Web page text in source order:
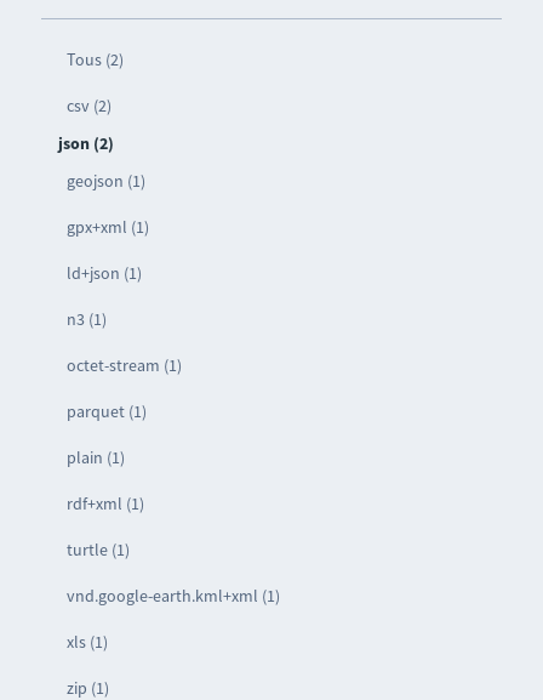
Tous (2)
csv (2)
json (2)
geojson (1)
gpx+xml (1)
ld+json (1)
n3 (1)
octet-stream (1)
parquet (1)
plain (1)
rdf+xml (1)
turtle (1)
vnd.google-earth.kml+xml (1)
xls (1)
zip (1)